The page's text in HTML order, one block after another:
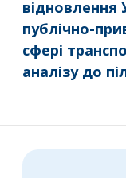
відновлення
публічно-
сфері
аналізу до